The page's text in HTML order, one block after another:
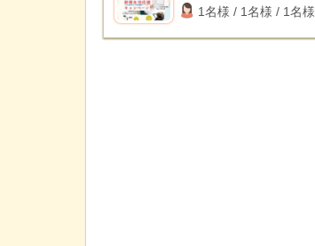
1名様 / 1名様 / 1名様